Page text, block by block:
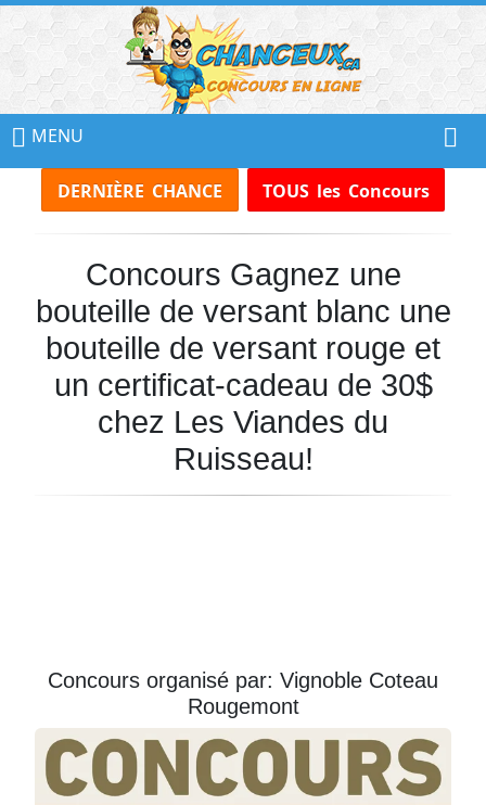
MENU
DERNIÈRE CHANCE TOUS les Concours
Concours Gagnez une
bouteille de versant blanc une
bouteille de versant rouge et
un certificat-cadeau de 30$
chez Les Viandes du
Ruisseau!
Concours organisé par: Vignoble Coteau
Rougemont
📢
Ne
Manquez
Aucun
Concours!
Inscrivez-
vous
à
notre
infolettre
recevez
M'INSCRIS!